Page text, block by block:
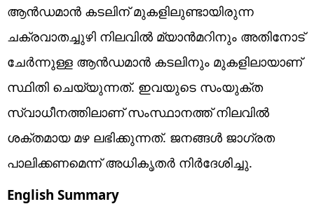
ആൻഡമാൻ കടലിന് മുകളിലുണ്ടായിരുന്ന
ചക്രവാതച്ചുഴി നിലവിൽ മ്യാൻമറിനും അതിനോട്
ചേർന്നുള്ള ആൻഡമാൻ കടലിനും മുകളിലായാണ്
സ്ഥിതി ചെയ്യുന്നത്. ഇവയുടെ സംയുക്ത
സ്വാധീനത്തിലാണ് സംസ്ഥാനത്ത് നിലവിൽ
ശക്തമായ മഴ ലഭിക്കുന്നത്. ജനങ്ങൾ ജാഗ്രത
പാലിക്കണമെന്ന് അധികൃതർ നിർദേശിച്ചു.
English Summary